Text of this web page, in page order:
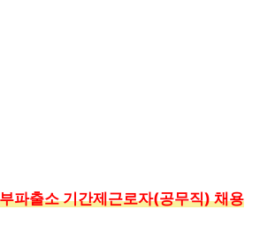
파출소 기간제근로자(공무직) 채용